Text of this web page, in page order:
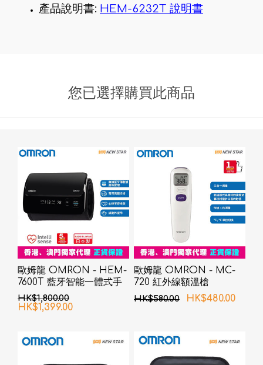
產品說明書: HEM-6232T 說明書
您已選擇購買此商品
歐姆龍 OMRON - HEM-
7600T 藍牙智能一體式手
臂血壓計
HK$1,800.00
HK$1,399.00
歐姆龍 OMRON - MC-
720 紅外線額溫槍
HK$580.00 HK$480.00